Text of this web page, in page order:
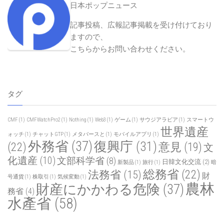
日本ポップニュース
記事投稿、広報記事掲載を受け付けており
ますので、
こちらからお問い合わせください。
タグ
CMF (1) CMFWatchPro2 (1) Nothing (1) Web3 (1) ゲーム (1) サウジアラビア (1) スマートウ
ォッチ (1) チャットGTP(1) メタバースと (1) モバイルアプリ (1) 世界遺産
(22)外務省 (37)復興庁 (31)意見 (19) 文
化遺産 (10)文部科学省 (8) 新製品(1) 旅行(1) 日韓文化交流 (2) 暗
号通貨(1) 株取引 (1) 気候変動(1) 法務省 (15) 総務省 (22) 財
務省 (4) 財産にかかわる危険 (37) 農林
水產省 (58)